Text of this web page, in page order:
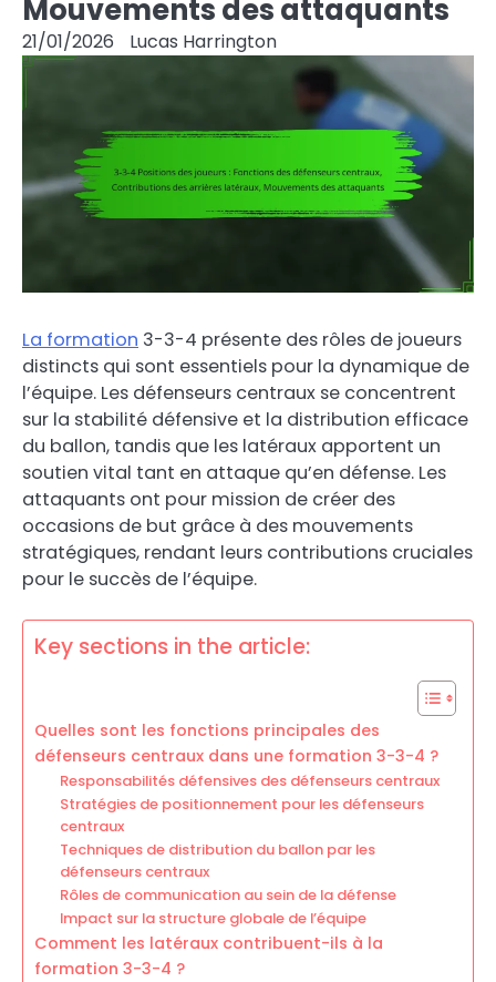
Mouvements des attaquants
21/01/2026 Lucas Harrington
La formation 3-3-4 présente des rôles de joueurs
distincts qui sont essentiels pour la dynamique de
l’équipe. Les défenseurs centraux se concentrent
sur la stabilité défensive et la distribution efficace
du ballon, tandis que les latéraux apportent un
soutien vital tant en attaque qu’en défense. Les
attaquants ont pour mission de créer des
occasions de but grâce à des mouvements
stratégiques, rendant leurs contributions cruciales
pour le succès de l’équipe.
Key sections in the article:
Quelles sont les fonctions principales des
défenseurs centraux dans une formation 3-3-4 ?
Responsabilités défensives des défenseurs centraux
Stratégies de positionnement pour les défenseurs
centraux
Techniques de distribution du ballon par les
défenseurs centraux
Rôles de communication au sein de la défense
Impact sur la structure globale de l’équipe
Comment les latéraux contribuent-ils à la
formation 3-3-4 ?